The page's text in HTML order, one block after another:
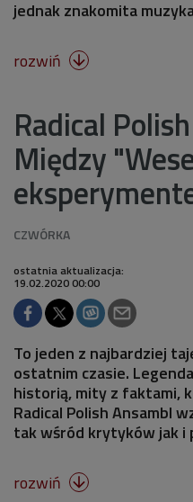
jednak znakomita
rozwiń 
Radical
Między
ostatnia aktualizacja:
19.02.2020 00:00
To jeden z najbardziej
ostatnim czasie.
historią, mity z faktami,
Radical Polish Ansambl
tak wśród krytyków jak i
rozwiń 